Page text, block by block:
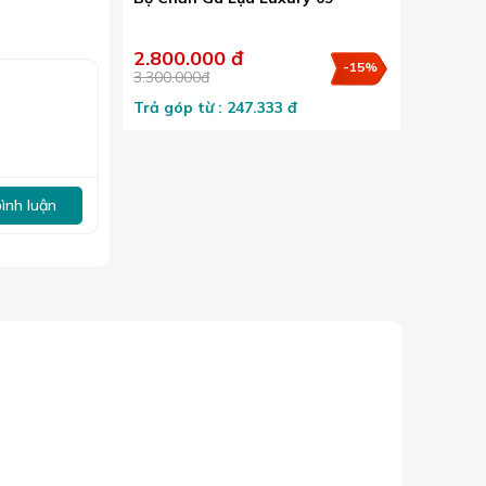
giãn
mùa hè.
luận
2.800.000 đ
3.300.000đ
-15%
Trả góp từ : 247.333 đ